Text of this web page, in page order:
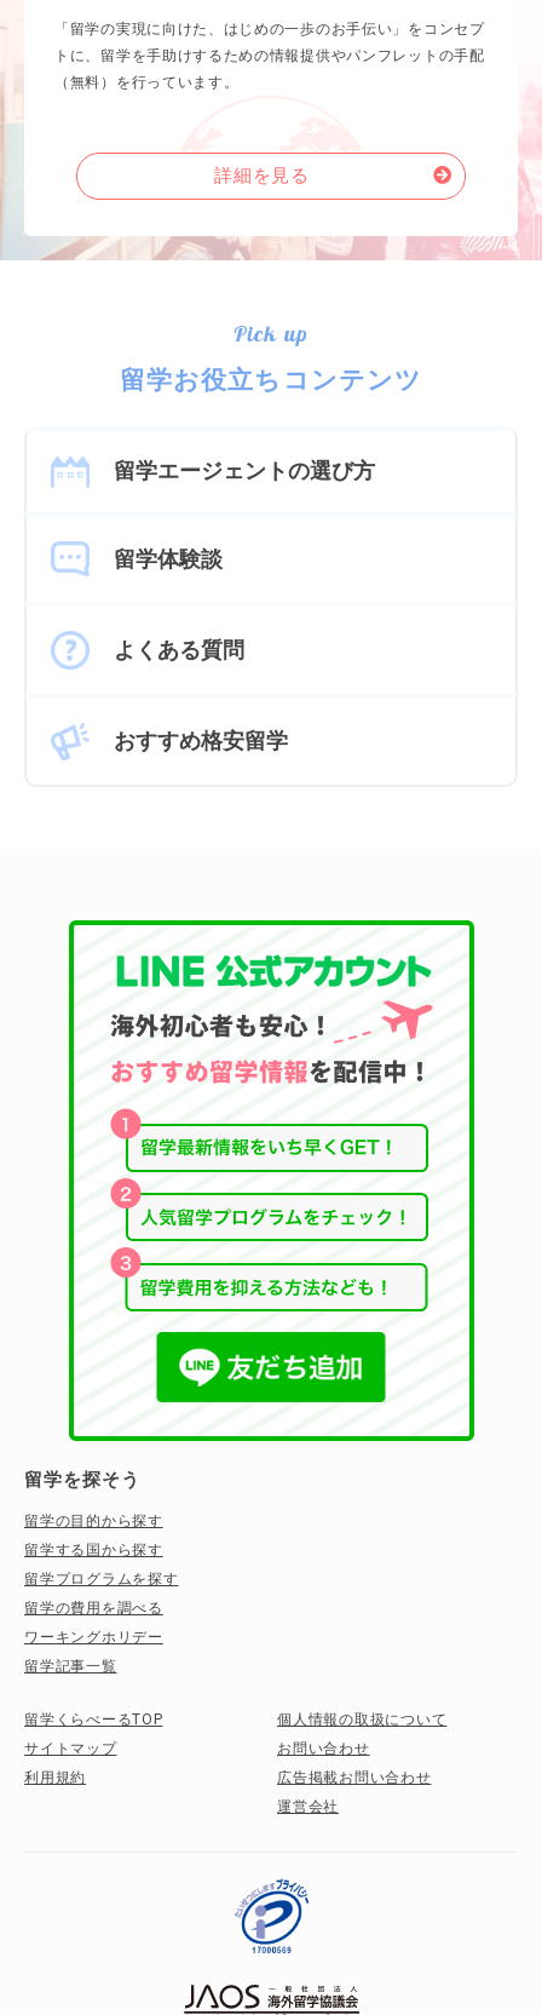
「留学の実現に向けた、はじめの一歩のお手伝い」をコンセプ
トに、留学を手助けするための情報提供やパンフレットの手配
（無料）を行っています。
詳細を見る
Pick up
留学お役立ちコンテンツ
留学エージェントの選び方
留学体験談
よくある質問
おすすめ格安留学
留学を探そう
留学の目的から探す
留学する国から探す
留学プログラムを探す
留学の費用を調べる
ワーキングホリデー
留学記事一覧
留学くらべーるTOP
サイトマップ
利用規約
個人情報の取扱について
お問い合わせ
広告掲載お問い合わせ
運営会社